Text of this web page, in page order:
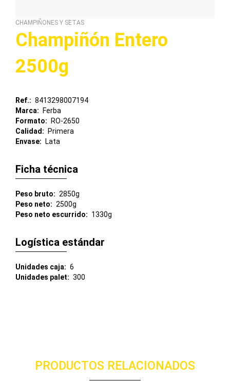
CHAMPIÑONES Y SETAS
Champiñón Entero
2500g
Ref.
8413298007194
Marca
Ferba
Formato
RO-2650
Calidad
Primera
Envase
Lata
Ficha técnica
Peso bruto
2850g
Peso neto
2500g
Peso neto escurrido
1330g
Logística estándar
Unidades caja
6
Unidades palet
300
PRODUCTOS RELACIONADOS